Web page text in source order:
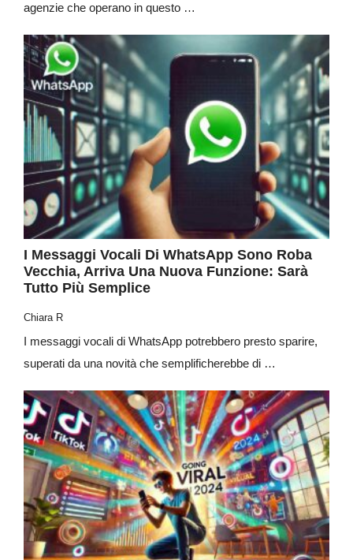
agenzie che operano in questo …
I Messaggi Vocali Di WhatsApp Sono Roba
Vecchia, Arriva Una Nuova Funzione: Sarà
Tutto Più Semplice
Chiara R
I messaggi vocali di WhatsApp potrebbero presto sparire,
superati da una novità che semplificherebbe di …